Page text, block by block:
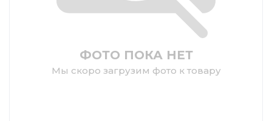
ФОТО ПОКА НЕТ
Мы скоро загрузим фото к товару